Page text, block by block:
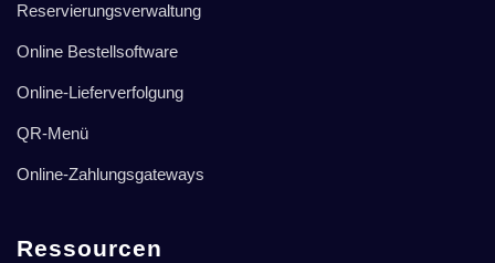
Reservierungsverwaltung
Online Bestellsoftware
Online-Lieferverfolgung
QR-Menü
Online-Zahlungsgateways
Ressourcen